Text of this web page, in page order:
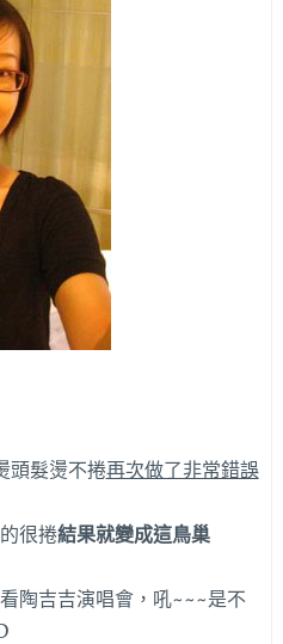
頭髮燙不捲再次做了非常錯誤
很捲結果就變成這鳥巢
陶吉吉演唱會，吼~~~是不